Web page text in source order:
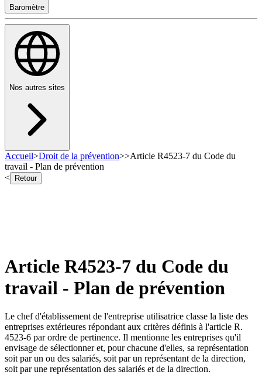
Baromètre
Nos autres sites
Accueil>Droit de la prévention>>Article R4523-7 du Code du
travail - Plan de prévention
<
Retour
Article R4523-7 du Code du
travail - Plan de prévention
Le chef d'établissement de l'entreprise utilisatrice classe la liste des
entreprises extérieures répondant aux critères définis à l'article R.
4523-6 par ordre de pertinence. Il mentionne les entreprises qu'il
envisage de sélectionner et, pour chacune d'elles, sa représentation
soit par un ou des salariés, soit par un représentant de la direction,
soit par une représentation des salariés et de la direction.